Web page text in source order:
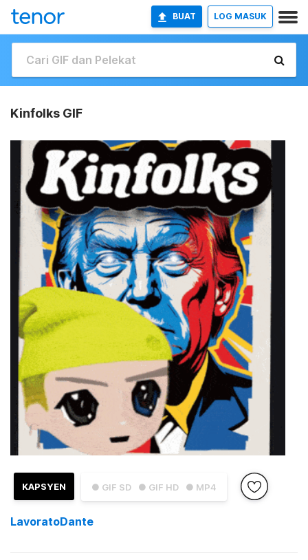
BUAT LOG MASUK
Kinfolks GIF
● GIF SD ● GIF HD ● MP4
KAPSYEN
LavoratoDante